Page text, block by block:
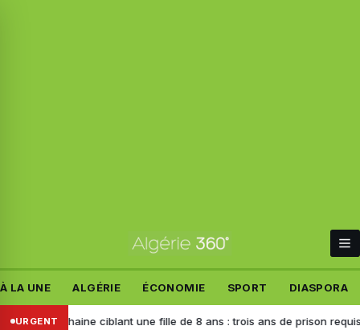
À LA UNE ALGÉRIE ÉCONOMIE SPORT DIASPORA
URGENT
de haine ciblant une fille de 8 ans : trois ans de prison requis contre